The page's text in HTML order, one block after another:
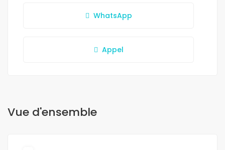
WhatsApp
Appel
Vue d'ensemble